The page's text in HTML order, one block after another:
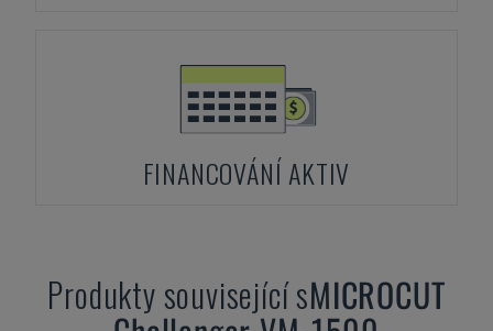
FINANCOVÁNÍ AKTIV
Produkty související sMICROCUT